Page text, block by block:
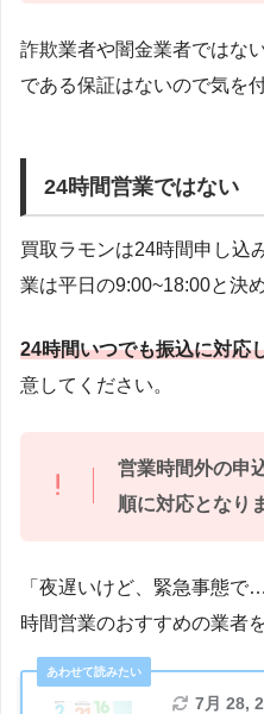
詐欺業者や闇金業者ではな
である保証はないので気を
24時間営業ではない
買取ラモンは24時間申し込
業は平日の9:00~18:00と決
24時間いつでも振込に対応
意してください。
営業時間外の申
順に対応となり
「夜遅いけど、緊急事態
時間営業のおすすめの業者
7月 28,